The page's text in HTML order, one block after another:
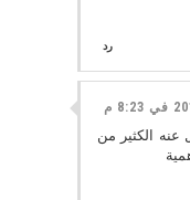
رد
عنه الكثير من